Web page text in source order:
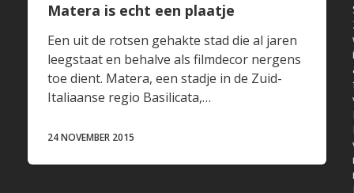
Matera is echt een plaatje
Een uit de rotsen gehakte stad die al jaren
leegstaat en behalve als filmdecor nergens
toe dient. Matera, een stadje in de Zuid-
Italiaanse regio Basilicata,…
24 NOVEMBER 2015